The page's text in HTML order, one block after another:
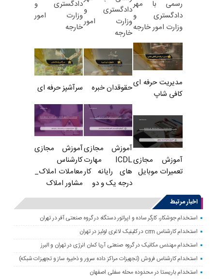
رسمی با مهر
دادگستری و
وزارت امور خارجه
دادگستری و
وزارت امور
خارجه
دادگستری و
وزارت امور
خارجه
مدیریت حرفه ای
کافی شاپ
حقوقدان خبره سرآشپز حرفه ای
آموزش مجازی
تعمیرات موبایل
آموزش مجازی
ICDL مهارت
های رایانه کار
درجه یک و دو
آموزش مجازی
کارشناس
معاملات املاک_
مشاور املاک
اخبار مرتبط
استخدام جوشکار، کارگر ساده و اپراتور دستگاه در گروه صنعتی آفر در تهران
استخدام کارشناس crm در کلینیک لاغری لوئیز در تهران
استخدام مهندس مکانیک در گروه صنعتی آریا کمان انرژی در تهران و البرز
استخدام کارشناس فروش (تجهیزات مراکز داده سرور و ذخیره ساز و تجهیزات شبکه)
استخدام باریستا در محدوده محله سفلی اصفهان